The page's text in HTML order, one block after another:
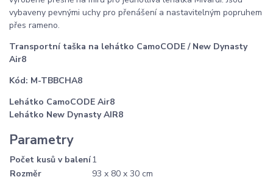
vybaveny pevnými uchy pro přenášení a nastavitelným popruhem
přes rameno.
Transportní taška na lehátko CamoCODE / New Dynasty
Air8
Kód: M-TBBCHA8
Lehátko CamoCODE Air8
Lehátko New Dynasty AIR8
Parametry
Počet kusů v balení1
Rozměr
93 x 80 x 30 cm